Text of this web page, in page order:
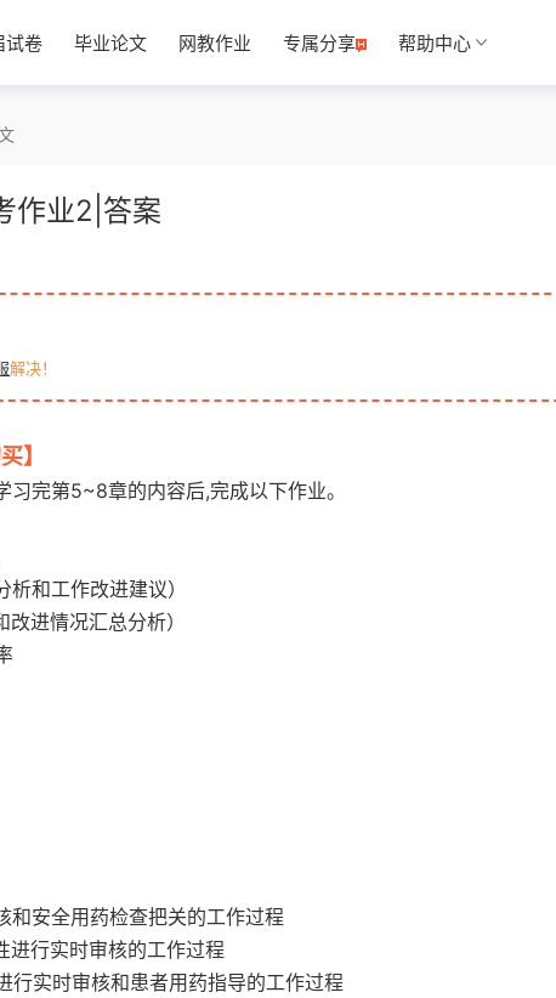
试卷 毕业论文 网教作业 专属分享 帮助中心
作业2|答案
解决！
】
完第5~8章的内容后,完成以下作业。
和工作改进建议）
进情况汇总分析）
和安全用药检查把关的工作过程
进行实时审核的工作过程
行实时审核和患者用药指导的工作过程